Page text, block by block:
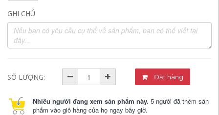
GHI CHÚ
SỐ LƯỢNG: Đặt hàng
Nhiều người đang xem sản phẩm này. 5 người đã thêm sản
phẩm vào giỏ hàng của họ ngay bây giờ.